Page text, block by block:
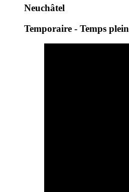
Neuchâtel
Temporaire - Temps plein